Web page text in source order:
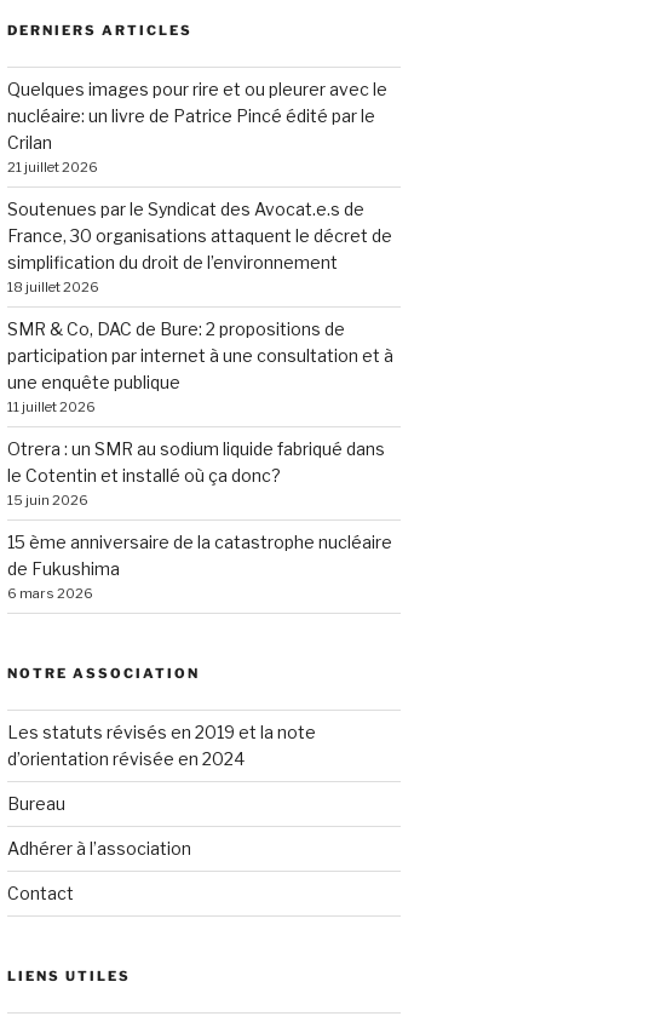
DERNIERS ARTICLES
Quelques images pour rire et ou pleurer avec le
nucléaire: un livre de Patrice Pincé édité par le
Crilan
21 juillet 2026
Soutenues par le Syndicat des Avocat.e.s de
France, 30 organisations attaquent le décret de
simplification du droit de l’environnement
18 juillet 2026
SMR & Co, DAC de Bure: 2 propositions de
participation par internet à une consultation et à
une enquête publique
11 juillet 2026
Otrera : un SMR au sodium liquide fabriqué dans
le Cotentin et installé où ça donc?
15 juin 2026
15 ème anniversaire de la catastrophe nucléaire
de Fukushima
6 mars 2026
NOTRE ASSOCIATION
Les statuts révisés en 2019 et la note
d’orientation révisée en 2024
Bureau
Adhérer à l’association
Contact
LIENS UTILES